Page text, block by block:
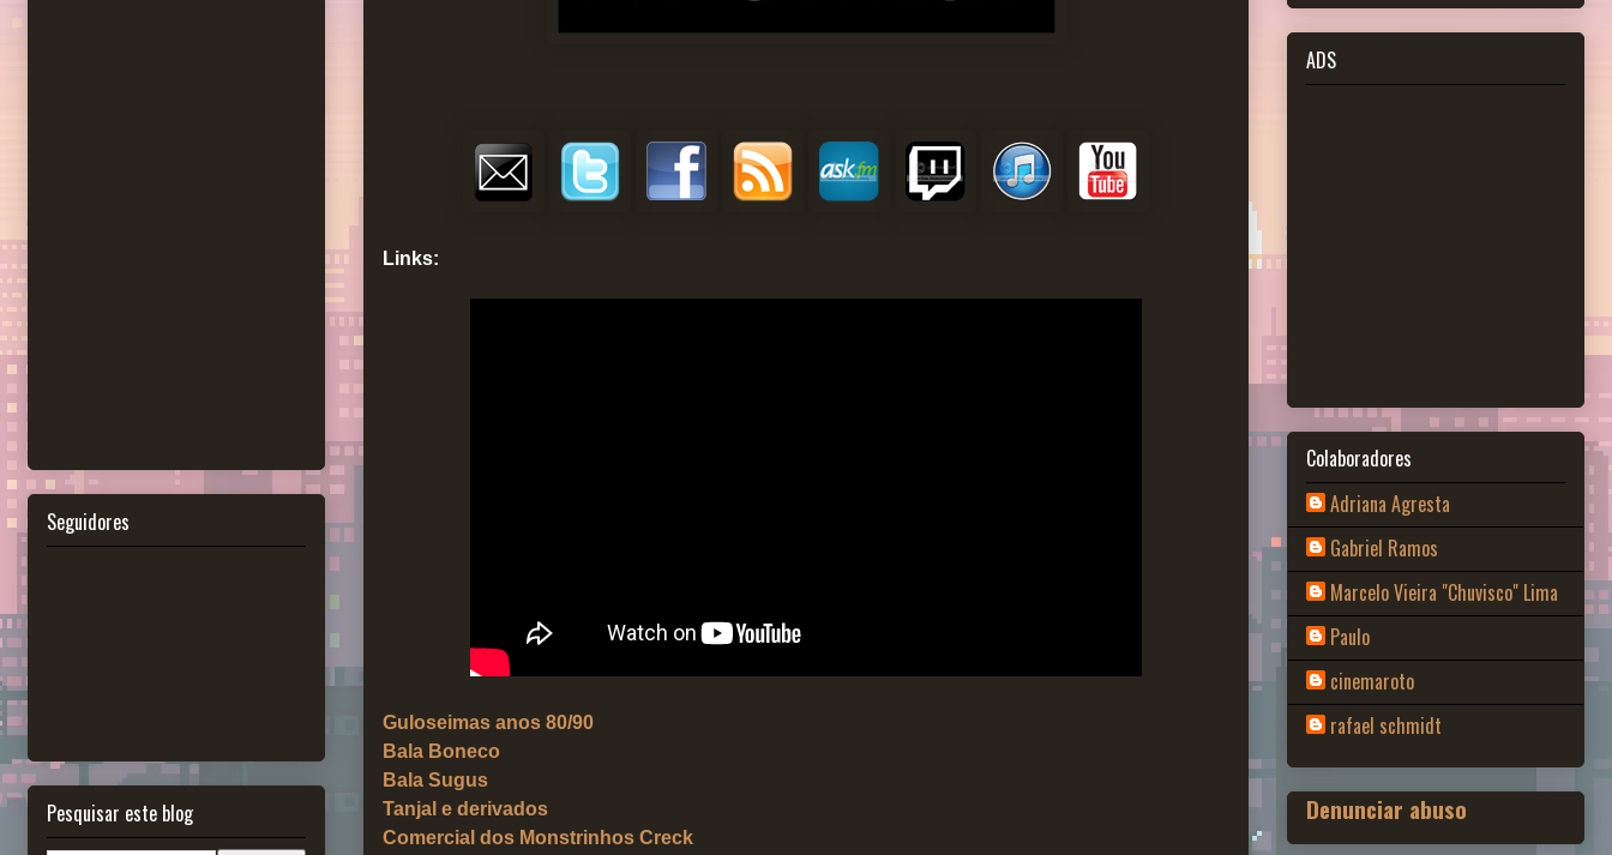
Links:
Guloseimas anos 80/90
Bala Boneco
Bala Sugus
Tanjal e derivados
Comercial dos Monstrinhos Creck
Seguidores
Pesquisar este blog
ADS
Colaboradores
Adriana Agresta
Gabriel Ramos
Marcelo Vieira "Chuvisco" Lima
Paulo
cinemaroto
rafael schmidt
Denunciar abuso